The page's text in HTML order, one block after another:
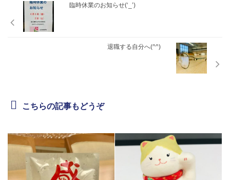
臨時休業のお知らせ(‘_’)
退職する自分へ(^^)
こちらの記事もどうぞ